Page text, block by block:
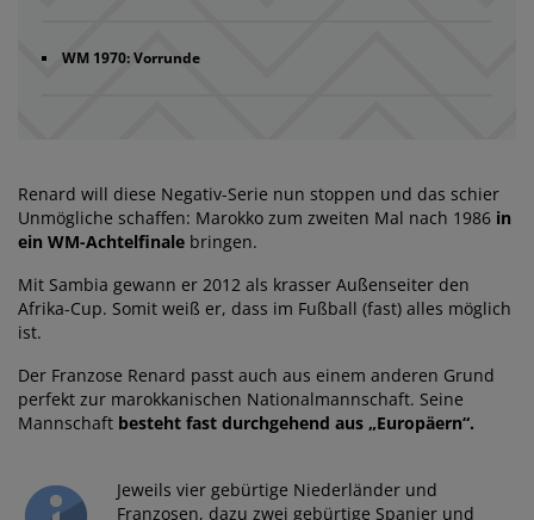
WM 1970: Vorrunde
Renard will diese Negativ-Serie nun stoppen und das schier
Unmögliche schaffen: Marokko zum zweiten Mal nach 1986 in
ein WM-Achtelfinale bringen.
Mit Sambia gewann er 2012 als krasser Außenseiter den
Afrika-Cup. Somit weiß er, dass im Fußball (fast) alles möglich
ist.
Der Franzose Renard passt auch aus einem anderen Grund
perfekt zur marokkanischen Nationalmannschaft. Seine
Mannschaft besteht fast durchgehend aus „Europäern“.
Jeweils vier gebürtige Niederländer und
Franzosen, dazu zwei gebürtige Spanier und